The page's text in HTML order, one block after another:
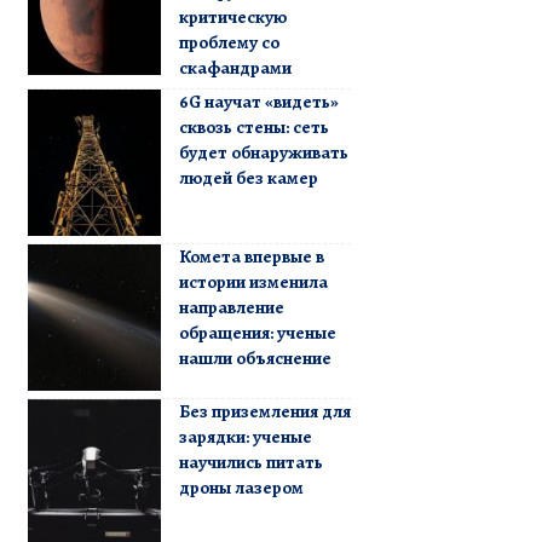
критическую
проблему со
скафандрами
6G научат «видеть»
сквозь стены: сеть
будет обнаруживать
людей без камер
Комета впервые в
истории изменила
направление
обращения: ученые
нашли объяснение
Без приземления для
зарядки: ученые
научились питать
дроны лазером